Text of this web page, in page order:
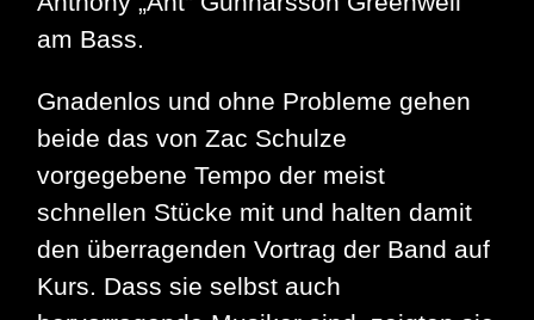
am Bass.
Gnadenlos und ohne Probleme gehen
beide das von Zac Schulze
vorgegebene Tempo der meist
schnellen Stücke mit und halten damit
den überragenden Vortrag der Band auf
Kurs. Dass sie selbst auch